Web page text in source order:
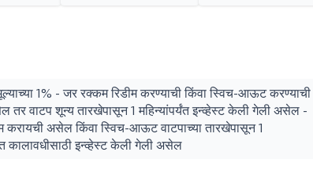
1% - जर रक्कम रिडीम करण्याची किंवा स्विच-आऊट करण्याची
तर वाटप शून्य तारखेपासून 1 महिन्यांपर्यंत इन्व्हेस्ट केली गेली असेल -
करायची असेल किंवा स्विच-आऊट वाटपाच्या तारखेपासून 1
कालावधीसाठी इन्व्हेस्ट केली गेली असेल